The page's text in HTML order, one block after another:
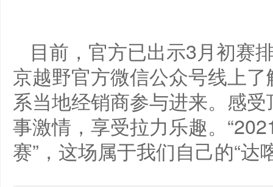
目前，官方已出示3月初赛
京越野官方微信公众号线上
系当地经销商参与进来。感
事激情，享受拉力乐趣。
赛”，这场属于我们自己的“达